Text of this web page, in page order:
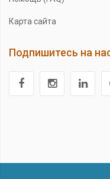
Карта сайта
Подпишитесь на